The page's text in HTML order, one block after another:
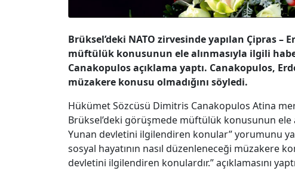
Brüksel’deki NATO zirvesinde yapılan Çipras –
müftülük konusunun ele alınmasıyla ilgili
Canakopulos açıklama yaptı. Canakopulos,
müzakere konusu olmadığını söyledi.
Hükümet Sözcüsü Dimitris Canakopulos Atina
Brüksel’deki görüşmede müftülük konusunun ele
Yunan devletini ilgilendiren konular” yorumunu
sosyal hayatının nasıl düzenleneceği müzakere
devletini ilgilendiren konulardır.” açıklamasını